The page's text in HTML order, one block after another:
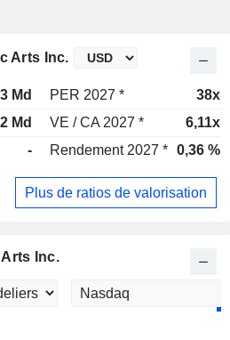
Arts Inc.
Md PER 2027 *
38x
Md VE / CA 2027 *
6,11x
- Rendement 2027 * 0,36 %
Plus de ratios de valorisation
Inc.